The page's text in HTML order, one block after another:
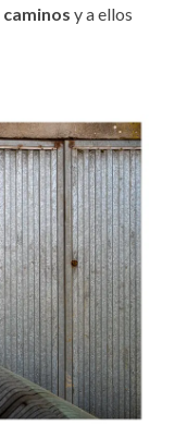
caminos y a ellos